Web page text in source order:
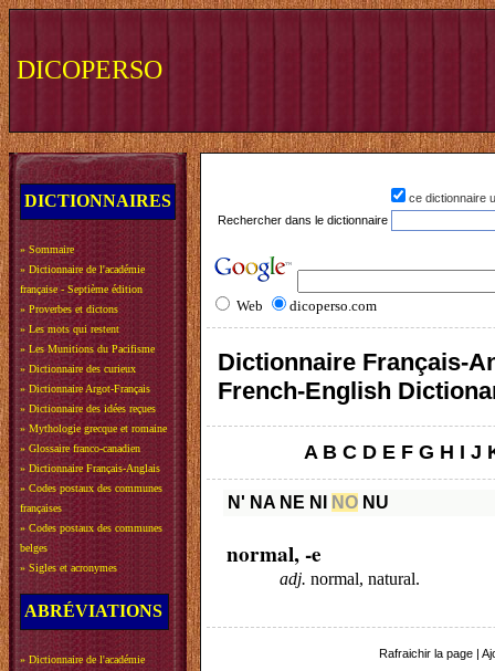
DICOPERSO
DICTIONNAIRES
» Sommaire
» Dictionnaire de l'académie
française - Septième édition
» Proverbes et dictons
» Les mots qui restent
» Les Munitions du Pacifisme
» Dictionnaire des curieux
» Dictionnaire Argot-Français
» Dictionnaire des idées reçues
» Mythologie grecque et romaine
» Glossaire franco-canadien
» Dictionnaire Français-Anglais
» Codes postaux des communes
françaises
» Codes postaux des communes
belges
» Sigles et acronymes
ABRÉVIATIONS
» Dictionnaire de l'académie
ce dictionnaire
Rechercher dans le dictionnaire
Web dicoperso.com
Dictionnaire Français-
French-English
A B C D E F G H I J
N' NA NE NI NO NU
normal, -e
adj. normal, natural.
Rafraichir la page